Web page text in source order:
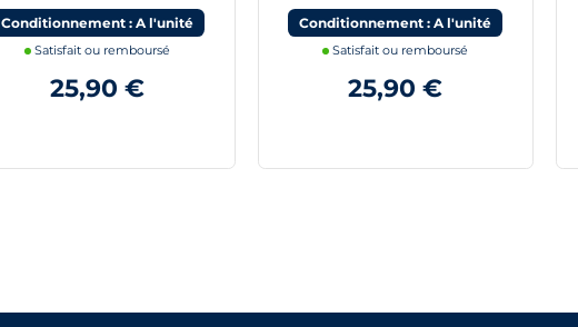
Conditionnement : A l'unité
Satisfait ou remboursé
25,90 €
Conditionnement : A l'unité
Satisfait ou remboursé
25,90 €